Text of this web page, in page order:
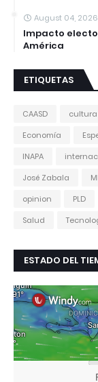
August 04, 2026
Impacto
América
ETIQUETAS
CAASD cultura
Economía
INAPA
José Zabala
opinion
PLD
Salud
ESTADO DEL